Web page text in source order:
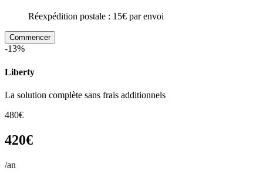
Réexpédition postale : 15€ par envoi
Commencer
-13%
Liberty
La solution complète sans frais additionnels
480€
420€
/an